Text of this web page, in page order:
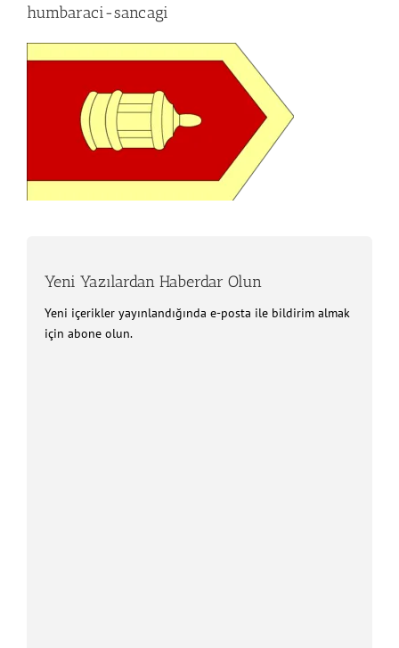
humbaraci-sancagi
Yeni Yazılardan Haberdar Olun
Yeni içerikler yayınlandığında e-posta ile bildirim almak
için abone olun.